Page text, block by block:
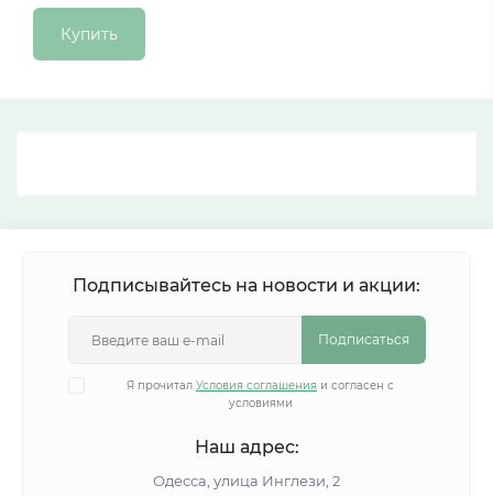
Купить
Подписывайтесь на новости и акции:
Подписаться
Я прочитал Условия соглашения и согласен с
условиями
Наш адрес:
Одесса, улица Инглези, 2